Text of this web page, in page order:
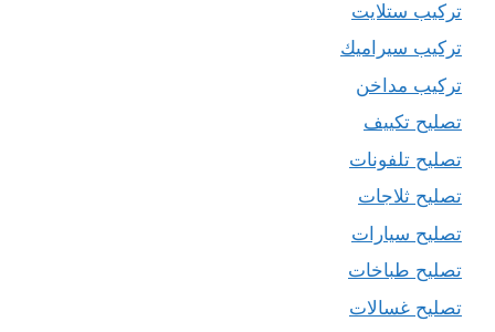
تركيب ستلايت
تركيب سيراميك
تركيب مداخن
تصليح تكييف
تصليح تلفونات
تصليح ثلاجات
تصليح سيارات
تصليح طباخات
تصليح غسالات